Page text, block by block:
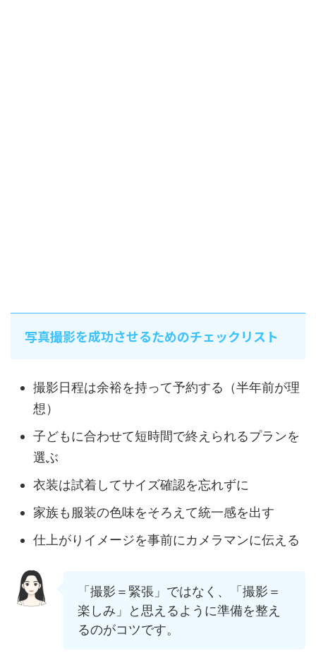
写真撮影を成功させるためのチェックリスト
撮影日程は余裕を持って予約する（半年前が理
想）
子どもに合わせて短時間で終えられるプランを
選ぶ
衣装は試着してサイズ確認を忘れずに
家族も服装の色味をそろえて統一感を出す
仕上がりイメージを事前にカメラマンに伝える
「撮影＝緊張」ではなく、「撮影＝
楽しみ」と思えるように準備を整え
るのがコツです。